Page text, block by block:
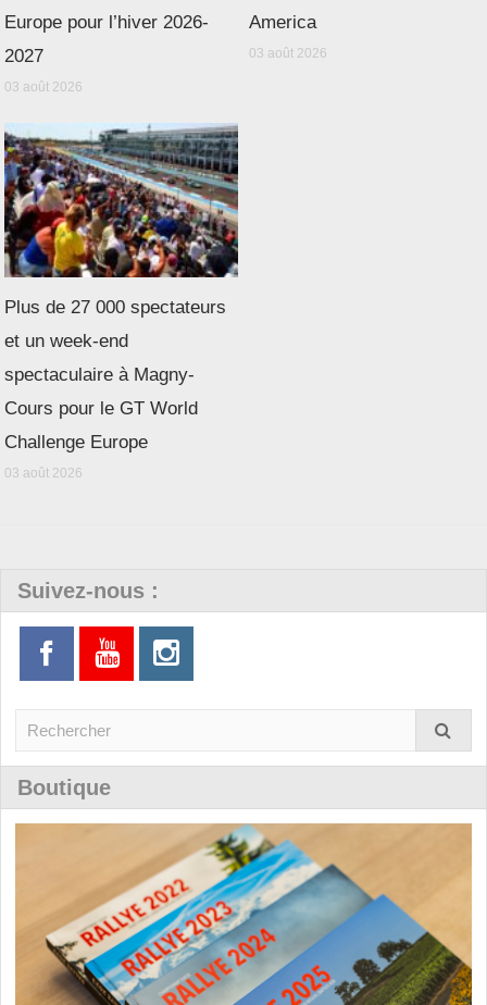
Europe pour l’hiver 2026-
2027
03 août 2026
America
03 août 2026
Plus de 27 000 spectateurs
et un week-end
spectaculaire à Magny-
Cours pour le GT World
Challenge Europe
03 août 2026
Suivez-nous :
Boutique